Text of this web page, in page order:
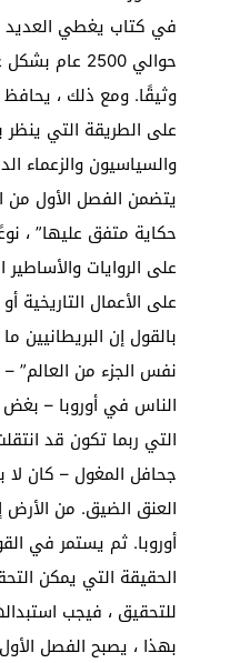
في كتاب يغطي العديد
حوالي 2500
وثيقًا. ومع ذلك ،
على الطريقة التي ينظر
والسياسيون والزعماء
يتضمن الفصل الأول من
حكاية متفق عليها” ،
على الروايات
على الأعمال التاريخية
بالقول إن البريطانيين
نفس الجزء من العالم”
الناس في أوروبا – بغض
التي ربما تكون قد
جحافل المغول – كان لا
العنق الضيق. من الأرض
أوروبا. ثم يستمر في
الحقيقة التي يمكن
للتحقيق ، فيجب
بهذا ، يصبح الفصل